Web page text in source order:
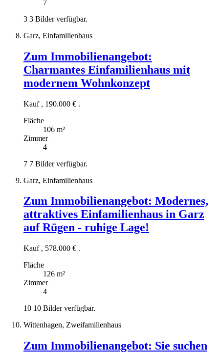
7
3 3 Bilder verfügbar.
Garz, Einfamilienhaus
Zum Immobilienangebot:
Charmantes Einfamilienhaus mit
modernem Wohnkonzept
Kauf , 190.000 € .
Fläche
106 m²
Zimmer
4
7 7 Bilder verfügbar.
Garz, Einfamilienhaus
Zum Immobilienangebot: Modernes,
attraktives Einfamilienhaus in Garz
auf Rügen - ruhige Lage!
Kauf , 578.000 € .
Fläche
126 m²
Zimmer
4
10 10 Bilder verfügbar.
Wittenhagen, Zweifamilienhaus
Zum Immobilienangebot: Sie suchen